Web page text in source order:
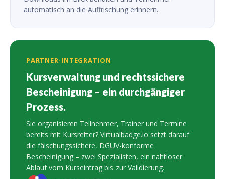
automatisch an die Auffrischung erinnern.
PARTNER-INTEGRATION
Kursverwaltung und rechtssichere
Bescheinigung – ein durchgängiger
Prozess.
Sie organisieren Teilnehmer, Trainer und Termine
bereits mit Kursretter? Virtualbadge.io setzt darauf
die fälschungssichere, DGUV-konforme
Bescheinigung – zwei Spezialisten, ein nahtloser
Ablauf vom Kurseintrag bis zur Validierung.